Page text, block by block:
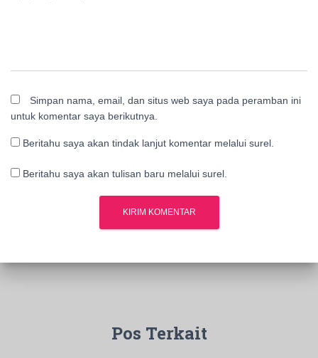
Simpan nama, email, dan situs web saya pada peramban ini
untuk komentar saya berikutnya.
Beritahu saya akan tindak lanjut komentar melalui surel.
Beritahu saya akan tulisan baru melalui surel.
Pos Terkait